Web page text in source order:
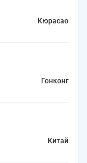
Кюрасао
Гонконг
Китай